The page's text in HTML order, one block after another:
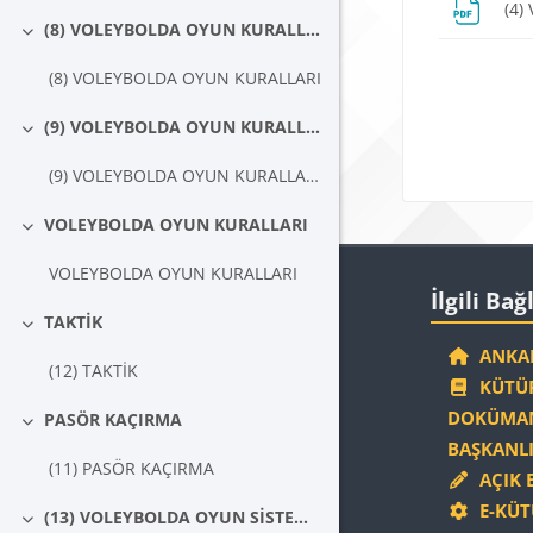
Daralt
(8) VOLEYBOLDA OYUN KURALLARI
(8) VOLEYBOLDA OYUN KURALLARI
Daralt
(9) VOLEYBOLDA OYUN KURALLARI (GENEL VE DETAYLI)(2)
(9) VOLEYBOLDA OYUN KURALLARI (GENEL VE DETAYLI)(2)
Daralt
VOLEYBOLDA OYUN KURALLARI
VOLEYBOLDA OYUN KURALLARI
Daralt
TAKTİK
(12) TAKTİK
Daralt
PASÖR KAÇIRMA
(11) PASÖR KAÇIRMA
(13) VOLEYBOLDA OYUN SİSTEMLERİ
(4)
İlgili
AÇIK
E-